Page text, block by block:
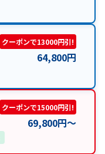
クーポンで13000円引!
64,800円
クーポンで15000円引!
69,800円〜